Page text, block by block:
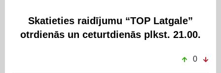
Skatieties raidījumu “TOP Latgale”
otrdienās un ceturtdienās plkst. 21.00.
0